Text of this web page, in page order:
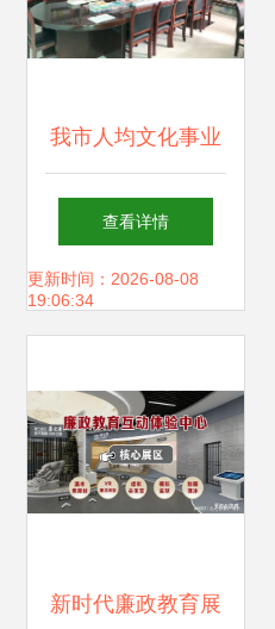
我市人均文化事业
费排名第一 文化场
馆管理服务的卓越
查看详情
更新时间：2026-08-08
19:06:34
新时代廉政教育展